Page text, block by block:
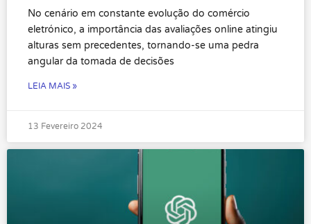
No cenário em constante evolução do comércio
eletrónico, a importância das avaliações online atingiu
alturas sem precedentes, tornando-se uma pedra
angular da tomada de decisões
LEIA MAIS »
13 Fevereiro 2024